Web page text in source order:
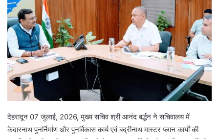
देहरादून 07 जुलाई, 2026, मुख्य सचिव श्री आनंद बर्द्धन ने सचिवालय में
केदारनाथ पुनर्निर्माण और पुनर्विकास कार्य एवं बद्रीनाथ मास्टर प्लान कार्यों की